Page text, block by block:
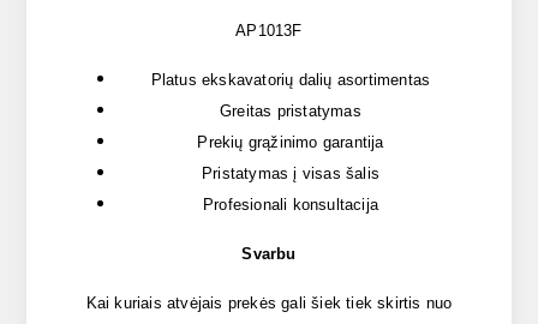
AP1013F
Platus ekskavatorių dalių asortimentas
Greitas pristatymas
Prekių grąžinimo garantija
Pristatymas į visas šalis
Profesionali konsultacija
Svarbu
Kai kuriais atvėjais prekės gali šiek tiek skirtis nuo